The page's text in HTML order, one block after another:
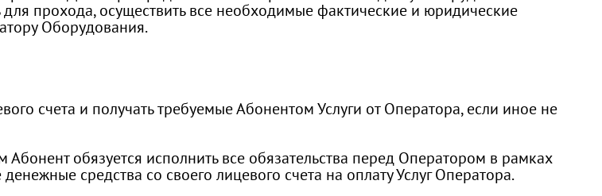
прохода, осуществить все необходимые фактические и юридические
Оборудования.
счета и получать требуемые Абонентом Услуги от Оператора, если иное не
Абонент обязуется исполнить все обязательства перед Оператором в рамках
средства со своего лицевого счета на оплату Услуг Оператора.